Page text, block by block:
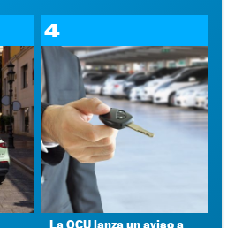
4
La OCU lanza un aviso a